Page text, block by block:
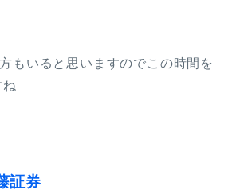
もいると思いますのでこの時間を
証券